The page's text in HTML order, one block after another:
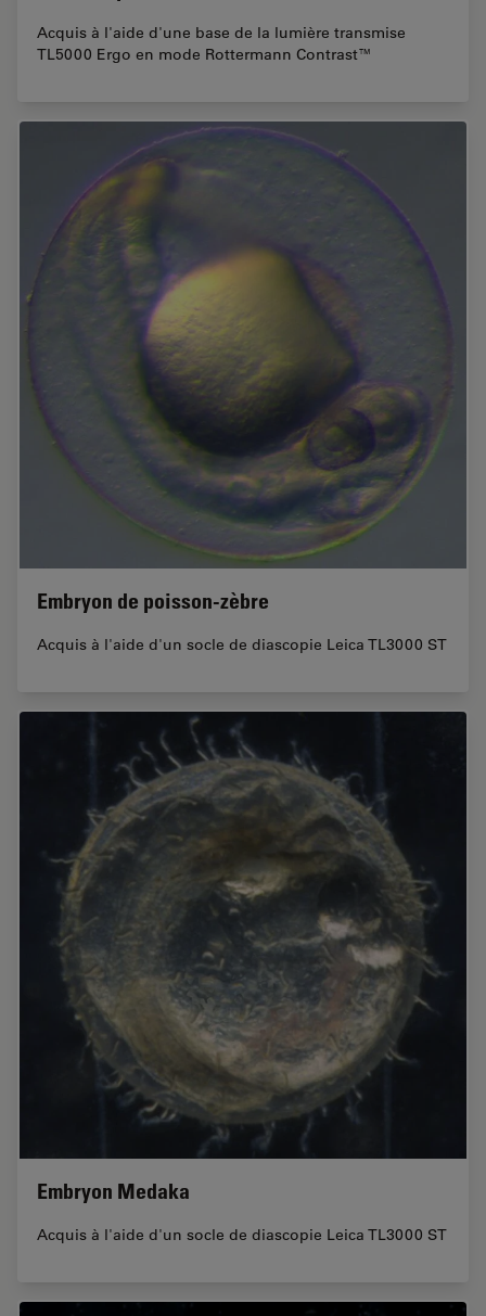
Acquis à l'aide d'une base de la lumière transmise
TL5000 Ergo en mode Rottermann Contrast™
Embryon de poisson-zèbre
Acquis à l'aide d'un socle de diascopie Leica TL3000 ST
Embryon Medaka
Acquis à l'aide d'un socle de diascopie Leica TL3000 ST